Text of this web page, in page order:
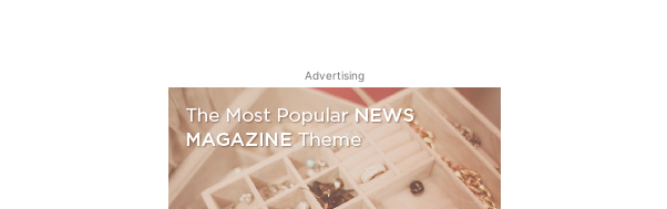
Advertising